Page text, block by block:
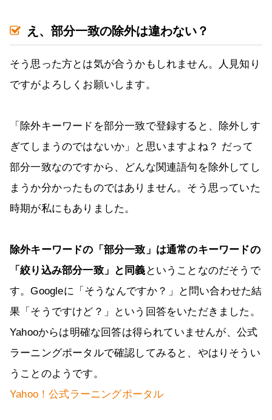
え、部分一致の除外は違わない？
そう思った方とは気が合うかもしれません。人見知り
ですがよろしくお願いします。
「除外キーワードを部分一致で登録すると、除外しす
ぎてしまうのではないか」と思いますよね？ だって
部分一致なのですから、どんな関連語句を除外してし
まうか分かったものではありません。そう思っていた
時期が私にもありました。
除外キーワードの「部分一致」は通常のキーワードの
「絞り込み部分一致」と同義 ということなのだそうで
す。Googleに「そうなんですか？」と問い合わせた結
果「そうですけど？」という回答をいただきました。
Yahooからは明確な回答は得られていませんが、公式
ラーニングポータルで確認してみると、やはりそうい
うことのようです。
Yahoo！公式ラーニングポータル